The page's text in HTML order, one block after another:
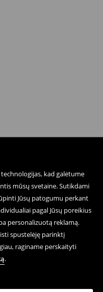
kad galėtume
mūsų svetaine. Sutikdami
Jūsų patogumu perkant
pagal Jūsų poreikius
personalizuotą reklamą.
spustelėję parinktį
raginame perskaityti
.